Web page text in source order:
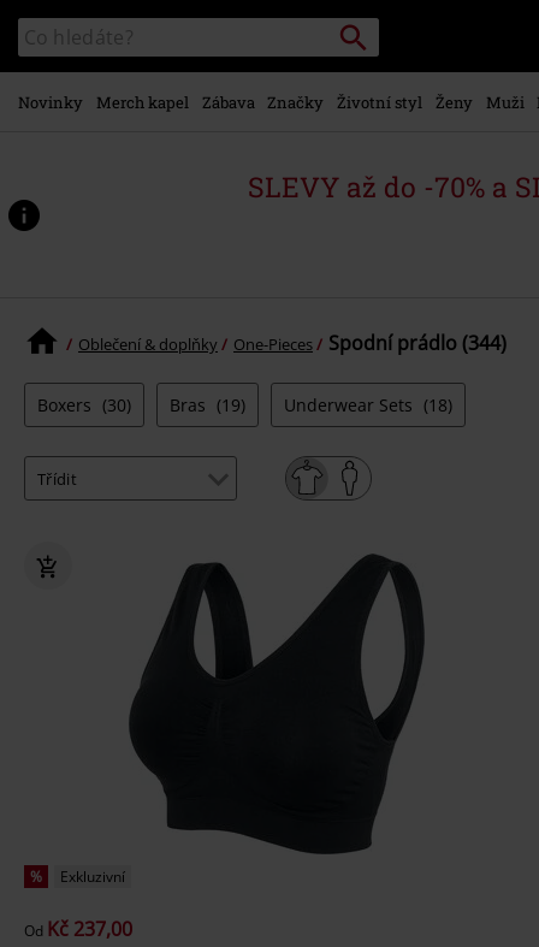
hlavnímu
obsahu
Katalog
vyhledávání
Vyhledávání
Novinky Merch kapel Zábava Značky Životní styl Ženy Muži
SLEVY až do -70% a
Oblečení & doplňky One-Pieces Spodní prádlo (344)
Boxers (30) Bras (19) Underwear Sets (18)
% Exkluzivní
Od Kč 237,00